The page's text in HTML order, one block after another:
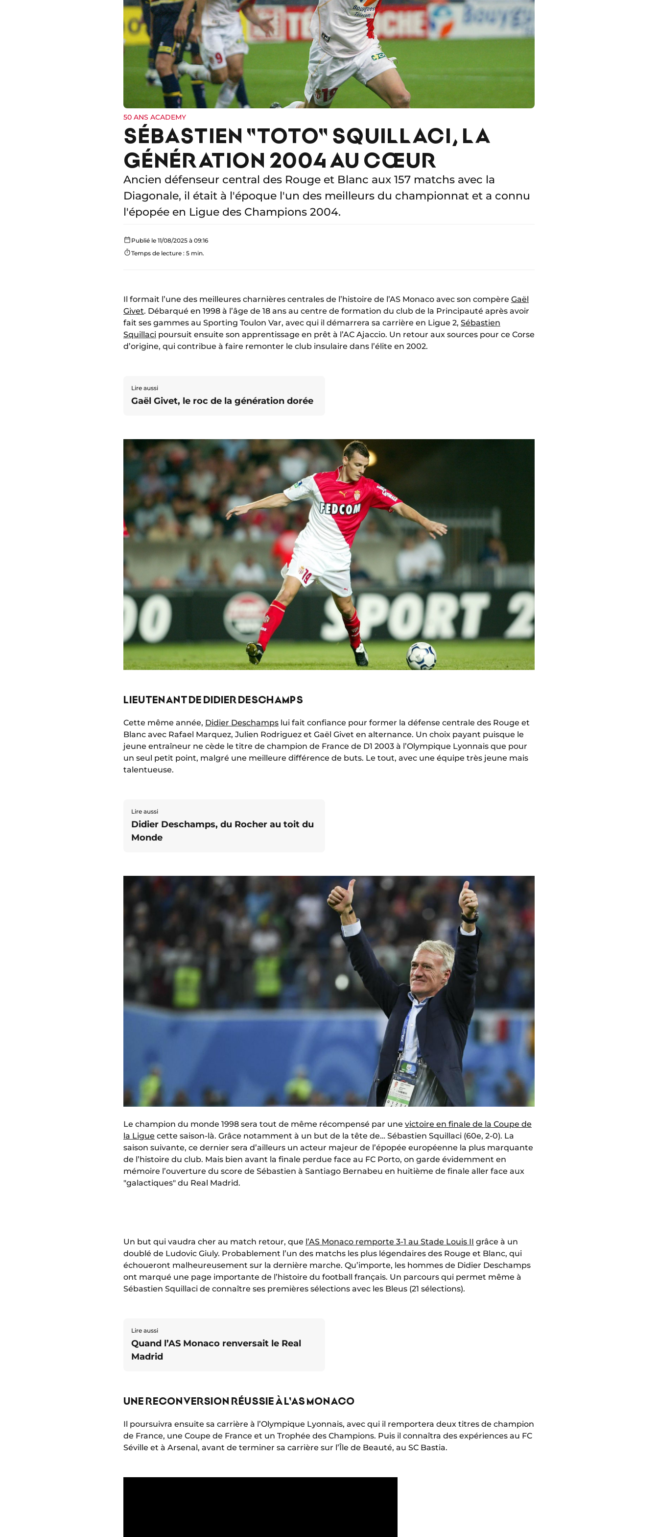
50 ANS ACADEMY
SÉBASTIEN "TOTO" SQUILLACI, LA
GÉNÉRATION 2004 AU CŒUR
Ancien défenseur central des Rouge et Blanc aux 157 matchs avec la
Diagonale, il était à l'époque l'un des meilleurs du championnat et a connu
l'épopée en Ligue des Champions 2004.
Publié le 11/08/2025 à 09:16
Temps de lecture : 5 min.
Il formait l’une des meilleures charnières centrales de l’histoire de l’AS Monaco avec son compère Gaël
Givet. Débarqué en 1998 à l’âge de 18 ans au centre de formation du club de la Principauté après avoir
fait ses gammes au Sporting Toulon Var, avec qui il démarrera sa carrière en Ligue 2, Sébastien
Squillaci poursuit ensuite son apprentissage en prêt à l’AC Ajaccio. Un retour aux sources pour ce Corse
d’origine, qui contribue à faire remonter le club insulaire dans l’élite en 2002.
Lire aussi
Gaël Givet, le roc de la génération dorée
LIEUTENANT DE DIDIER DESCHAMPS
Cette même année, Didier Deschamps lui fait confiance pour former la défense centrale des Rouge et
Blanc avec Rafael Marquez, Julien Rodriguez et Gaël Givet en alternance. Un choix payant puisque le
jeune entraîneur ne cède le titre de champion de France de D1 2003 à l’Olympique Lyonnais que pour
un seul petit point, malgré une meilleure différence de buts. Le tout, avec une équipe très jeune mais
talentueuse.
Lire aussi
Didier Deschamps, du Rocher au toit du
Monde
Le champion du monde 1998 sera tout de même récompensé par une victoire en finale de la Coupe de
la Ligue cette saison-là. Grâce notamment à un but de la tête de… Sébastien Squillaci (60e, 2-0). La
saison suivante, ce dernier sera d’ailleurs un acteur majeur de l’épopée européenne la plus marquante
de l’histoire du club. Mais bien avant la finale perdue face au FC Porto, on garde évidemment en
mémoire l’ouverture du score de Sébastien à Santiago Bernabeu en huitième de finale aller face aux
"galactiques" du Real Madrid.
Un but qui vaudra cher au match retour, que l’AS Monaco remporte 3-1 au Stade Louis II grâce à un
doublé de Ludovic Giuly. Probablement l’un des matchs les plus légendaires des Rouge et Blanc, qui
échoueront malheureusement sur la dernière marche. Qu’importe, les hommes de Didier Deschamps
ont marqué une page importante de l’histoire du football français. Un parcours qui permet même à
Sébastien Squillaci de connaître ses premières sélections avec les Bleus (21 sélections).
Lire aussi
Quand l’AS Monaco renversait le Real
Madrid
UNE RECONVERSION RÉUSSIE À L'AS MONACO
Il poursuivra ensuite sa carrière à l’Olympique Lyonnais, avec qui il remportera deux titres de champion
de France, une Coupe de France et un Trophée des Champions. Puis il connaîtra des expériences au FC
Séville et à Arsenal, avant de terminer sa carrière sur l’Île de Beauté, au SC Bastia.